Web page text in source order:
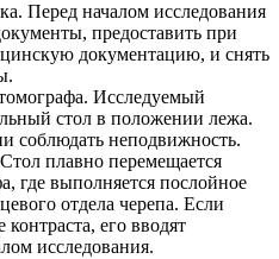
Перед началом исследования
предоставить при
документацию, и снять
Исследуемый
стол в положении лежа.
соблюдать неподвижность.
плавно перемещается
где выполняется послойное
отдела черепа. Если
контраста, его вводят
исследования.